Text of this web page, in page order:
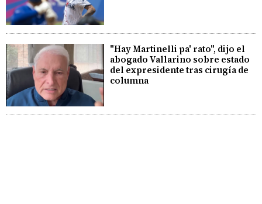
"Hay Martinelli pa' rato", dijo el
abogado Vallarino sobre estado
del expresidente tras cirugía de
columna